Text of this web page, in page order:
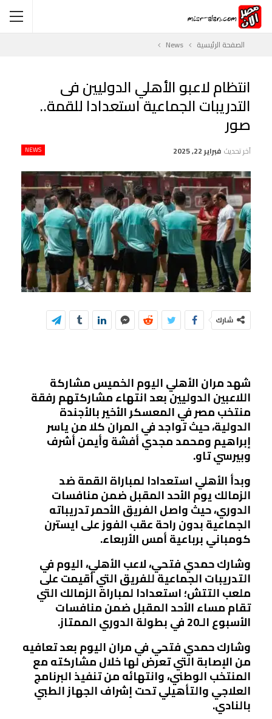
الصفحة الرئيسية News
انتظام لاعبو الأهلي الدوليين فى
التدريبات الجماعية استعدادا للقمة..
صور
NEWS آخر تحديث فبراير 22, 2025
شارك
شهد مران الأهلي اليوم الخميس مشاركة
اللاعبين الدوليين بعد انتهاء مشاركتهم رفقة
منتخب مصر في المعسكر الأخير بالأجندة
الدولية، حيث تواجد في المران كلا من ياسر
إبراهيم ومحمد مجدي أفشة وأيمن أشرف
وبيرسي تاو.
وبدأ الأهلي استعدادا لمباراة القمة ضد
الزمالك يوم الأحد المقبل ضمن منافسات
الدوري، حيث واصل الفريق الأحمر تدريباته
الجماعية بدون راحة عقب الفوز على ايسترن
كومباني برباعية أمس الأربعاء.
وشارك حمدي فتحي، لاعب الأهلي، اليوم في
التدريبات ‏الجماعية للفريق التي أقيمت على
ملعب التتش؛ استعدادا لمباراة الزمالك التي
تقام مساء الأحد ‏المقبل ضمن منافسات
الأسبوع الـ20 في بطولة الدوري الممتاز.‏
وشارك حمدي فتحي في مران اليوم بعد تعافيه
من الإصابة التي تعرض لها خلال مشاركته ‏مع
المنتخب الوطني، وانتهائه من تنفيذ البرنامج
العلاجي والتأهيلي تحت إشراف ‏الجهاز الطبي
بالنادي.‏